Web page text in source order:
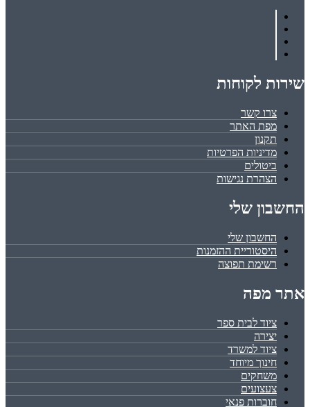
שירות לקוחות
צרו קשר
מפת האתר
תקנון
מדיניות הפרטיות
ביטולים
הצהרת נגישות
החשבון שלי
החשבון שלי
היסטוריית ההזמנות
רשימת תפוצה
אתר מפה
ציוד לבית ספר
יצירה
ציוד למשרד
חינוך מיוחד
משחקים
צעצועים
חוברות פנאי